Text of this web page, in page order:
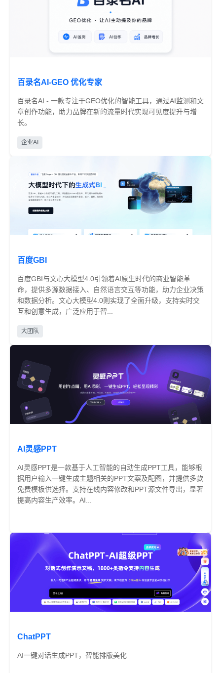
百录名AI-GEO 优化专家
百录名AI - 一款专注于GEO优化的智能工具，通过AI监测和文
章创作功能，助力品牌在新的流量时代实现可见度提升与增
长。
企业AI
百度GBI
百度GBI与文心大模型4.0引领着AI原生时代的商业智能革
命，提供多源数据接入、自然语言交互等功能，助力企业决策
和数据分析。文心大模型4.0则实现了全面升级，支持实时交
互和创意生成，广泛应用于智...
大团队
AI灵感PPT
AI灵感PPT是一款基于人工智能的自动生成PPT工具，能够根
据用户输入一键生成主题相关的PPT文案及配图，并提供多款
免费模板供选择。支持在线内容修改和PPT源文件导出，显著
提高内容生产效率。AI...
ChatPPT
AI一键对话生成PPT，智能排版美化